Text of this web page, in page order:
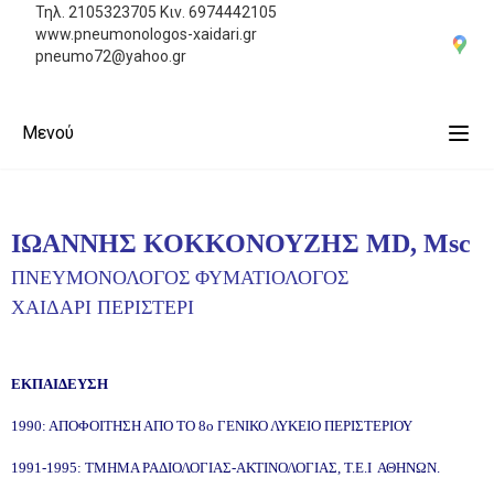
Τηλ. 2105323705 Κιν. 6974442105
www.pneumonologos-xaidari.gr
pneumo72@yahoo.gr
Μενού
ΙΩΑΝΝΗΣ ΚΟΚΚΟΝΟΥΖΗΣ MD, Msc
ΠΝΕΥΜΟΝΟΛΟΓΟΣ ΦΥΜΑΤΙΟΛΟΓΟΣ
ΧΑΙΔΑΡΙ ΠΕΡΙΣΤΕΡΙ
ΕΚΠΑΙΔΕΥΣΗ
1990: ΑΠΟΦΟΙΤΗΣΗ ΑΠΟ ΤΟ 8ο ΓΕΝΙΚΟ ΛΥΚΕΙΟ ΠΕΡΙΣΤΕΡΙΟΥ
1991-1995: ΤΜΗΜΑ ΡΑΔΙΟΛΟΓΙΑΣ-ΑΚΤΙΝΟΛΟΓΙΑΣ, Τ.Ε.Ι ΑΘΗΝΩΝ.